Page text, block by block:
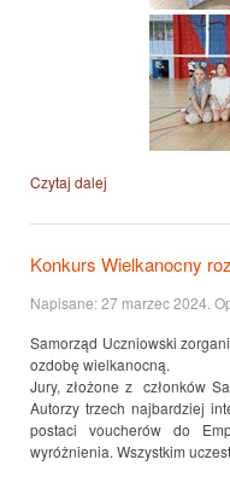
Czytaj dalej
Konkurs Wielkanocny
Napisane:27 marzec 2024 .
Samorząd Uczniowski
ozdobę wielkanocną.
Jury, złożone z członków
Autorzy trzech najbardziej
postaci voucherów do
wyróżnienia. Wszystkim